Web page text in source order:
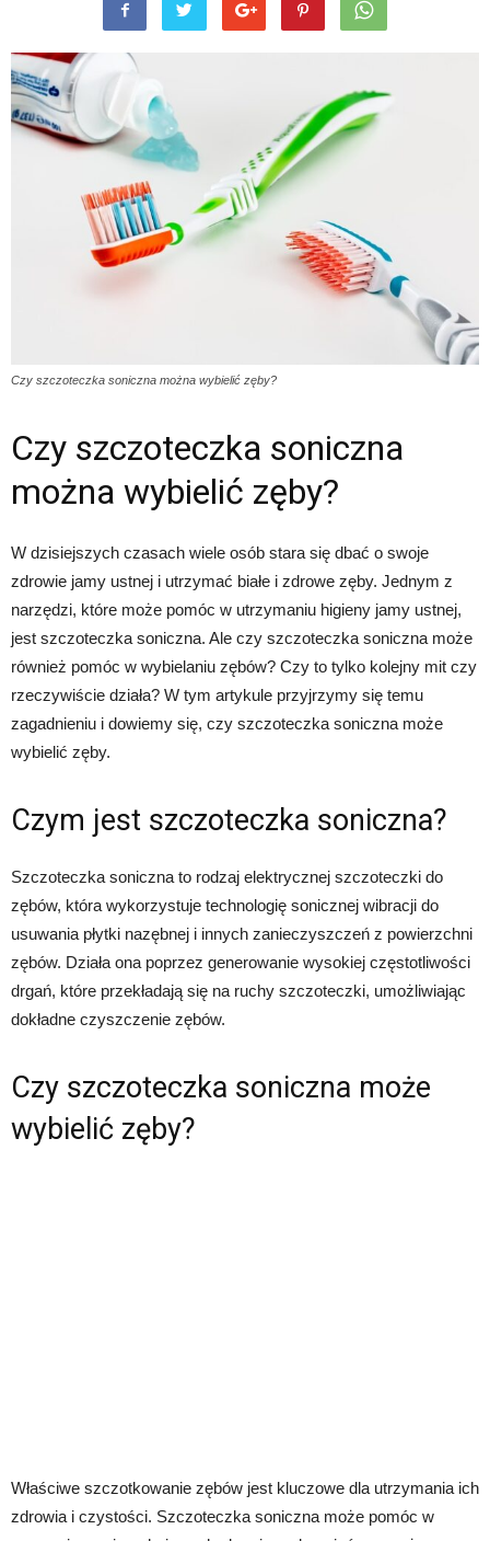
Czy szczoteczka soniczna można wybielić zęby?
Czy szczoteczka soniczna
można wybielić zęby?
W dzisiejszych czasach wiele osób stara się dbać o swoje
zdrowie jamy ustnej i utrzymać białe i zdrowe zęby. Jednym z
narzędzi, które może pomóc w utrzymaniu higieny jamy ustnej,
jest szczoteczka soniczna. Ale czy szczoteczka soniczna może
również pomóc w wybielaniu zębów? Czy to tylko kolejny mit czy
rzeczywiście działa? W tym artykule przyjrzymy się temu
zagadnieniu i dowiemy się, czy szczoteczka soniczna może
wybielić zęby.
Czym jest szczoteczka soniczna?
Szczoteczka soniczna to rodzaj elektrycznej szczoteczki do
zębów, która wykorzystuje technologię sonicznej wibracji do
usuwania płytki nazębnej i innych zanieczyszczeń z powierzchni
zębów. Działa ona poprzez generowanie wysokiej częstotliwości
drgań, które przekładają się na ruchy szczoteczki, umożliwiając
dokładne czyszczenie zębów.
Czy szczoteczka soniczna może
wybielić zęby?
Właściwe szczotkowanie zębów jest kluczowe dla utrzymania ich
zdrowia i czystości. Szczoteczka soniczna może pomóc w